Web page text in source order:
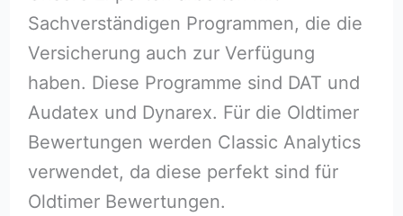
Sachverständigen Programmen, die die
Versicherung auch zur Verfügung
haben. Diese Programme sind DAT und
Audatex und Dynarex. Für die Oldtimer
Bewertungen werden Classic Analytics
verwendet, da diese perfekt sind für
Oldtimer Bewertungen.